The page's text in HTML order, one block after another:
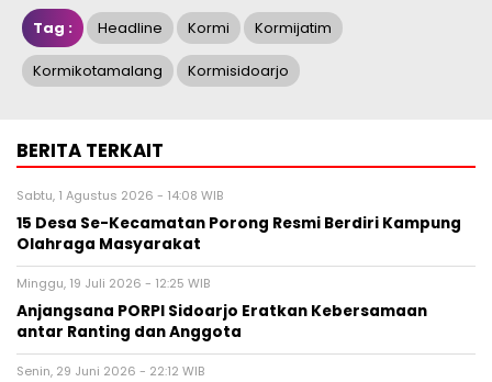
Tag : Headline Kormi Kormijatim
Kormikotamalang Kormisidoarjo
BERITA TERKAIT
Sabtu, 1 Agustus 2026 - 14:08 WIB
15 Desa Se-Kecamatan Porong Resmi Berdiri Kampung
Olahraga Masyarakat
Minggu, 19 Juli 2026 - 12:25 WIB
Anjangsana PORPI Sidoarjo Eratkan Kebersamaan
antar Ranting dan Anggota
Senin, 29 Juni 2026 - 22:12 WIB